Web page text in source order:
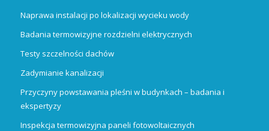
Naprawa instalacji po lokalizacji wycieku wody
Badania termowizyjne rozdzielni elektrycznych
Testy szczelności dachów
Zadymianie kanalizacji
Przyczyny powstawania pleśni w budynkach – badania i
ekspertyzy
Inspekcja termowizyjna paneli fotowoltaicznych